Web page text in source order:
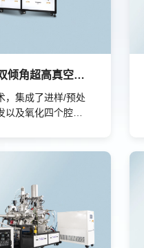
QBT-J 四腔室双倾角超高真空镀膜系统
，集成了进样/预处
以及氧化四个腔
出高质量的超导器
广泛的应用前景。